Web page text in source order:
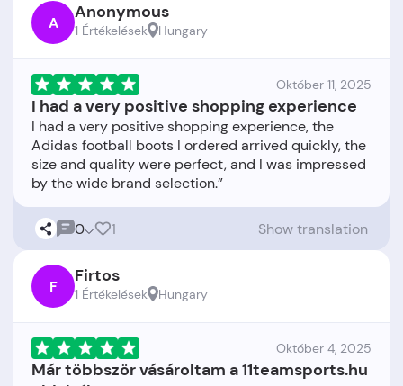
A Anonymous
1 Értékelések Hungary
Október 11, 2025
I had a very positive shopping experience
I had a very positive shopping experience, the
Adidas football boots I ordered arrived quickly, the
size and quality were perfect, and I was impressed
0 1 Show translation
F Firtos
1 Értékelések Hungary
Október 4, 2025
Már többször vásároltam a 11teamsports.hu